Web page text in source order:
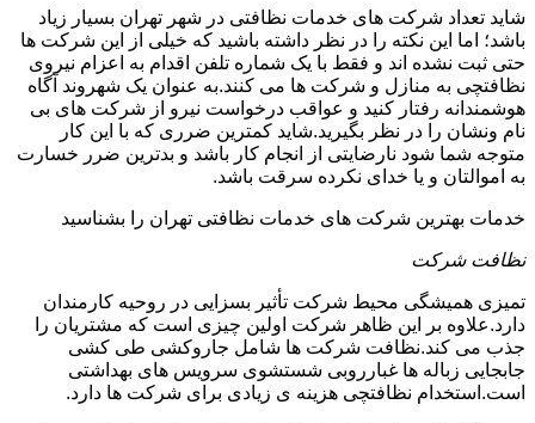
شاید تعداد شرکت های خدمات نظافتی در شهر تهران بسیار زیاد
باشد؛ اما این نکته را در نظر داشته باشید که خیلی از این شرکت ها
حتی ثبت نشده اند و فقط با یک شماره تلفن اقدام به اعزام نیروی
نظافتچی به منازل و شرکت ها می کنند.به عنوان یک شهروند آگاه
هوشمندانه رفتار کنید و عواقب درخواست نیرو از شرکت های بی
نام ونشان را در نظر بگیرید.شاید کمترین ضرری که با این کار
متوجه شما شود نارضایتی از انجام کار باشد و بدترین ضرر خسارت
به اموالتان و یا خدای نکرده سرقت باشد.
خدمات بهترین شرکت های خدمات نظافتی تهران را بشناسید
نظافت شرکت
تمیزی همیشگی محیط شرکت تأثیر بسزایی در روحیه کارمندان
دارد.علاوه بر این ظاهر شرکت اولین چیزی است که مشتریان را
جذب می کند.نظافت شرکت ها شامل جاروکشی طی کشی
جابجایی زباله ها غبارروبی شستشوی سرویس های بهداشتی
است.استخدام نظافتچی هزینه ی زیادی برای شرکت ها دارد.